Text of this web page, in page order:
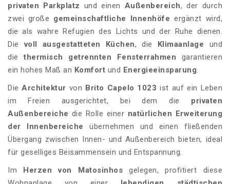
privaten Parkplatz und einen Außenbereich, der durch
zwei große gemeinschaftliche Innenhöfe ergänzt wird,
die als wahre Refugien des Lichts und der Ruhe dienen.
Dievoll ausgestatteten Küchen, die Klimaanlage und
die thermisch getrennten Fensterrahmen garantieren
ein hohes Maß an Komfort und Energieeinsparung.
DieArchitektur von Brito Capelo 1023 ist auf ein Leben
im Freien ausgerichtet, bei dem die privaten
Außenbereiche die Rolle einer natürlichen Erweiterung
der Innenbereiche übernehmen und einen fließenden
Übergang zwischen Innen- und Außenbereich bieten, ideal
für geselliges Beisammensein und Entspannung.
Im Herzen von Matosinhos gelegen, profitiert diese